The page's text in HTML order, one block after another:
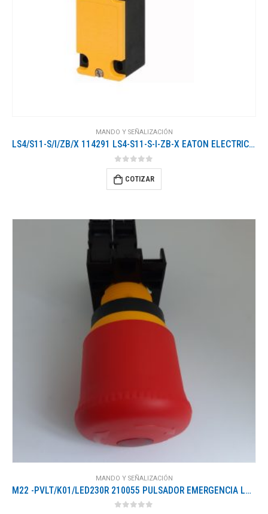
MANDO Y SEÑALIZACIÓN
LS4/S11-S/I/ZB/X 114291 LS4-S11-S-I-ZB-X EATON ELECTRIC Interruptor de posición de seguridad 1 NO + 1 NC Act..
0out of 5
COTIZAR
MANDO Y SEÑALIZACIÓN
M22 -PVLT/K01/LED230R 210055 PULSADOR EMERGENCIA LUMINOSO ROJO PULSAR-GIRAR, LED 110/220V CON 1 NC